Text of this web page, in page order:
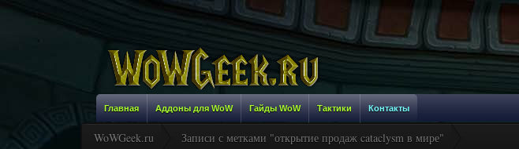
Главная Аддоны для WoW Гайды WoW Тактики Контакты
WoWGeek.ru Записи с метками "открытие продаж cataclysm в мире"